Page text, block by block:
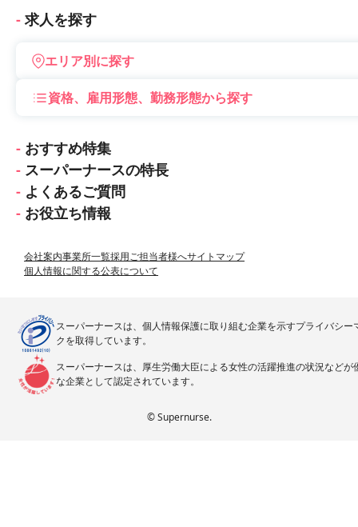
おすすめ特集
スーパーナースの特長
よくあるご質問
お役立ち情報
求人を探す
エリア別に探す
資格、雇用形態、勤務形態から探す
会社案内事業所一覧採用ご担当者様へサイトマップ
個人情報に関する公表について
スーパーナースは、個人情報保護に取り組む企業を示すプライバシー
クを取得しています。
スーパーナースは、厚生労働大臣による女性の活躍推進の状況などが
な企業として認定されています。
© Supernurse.